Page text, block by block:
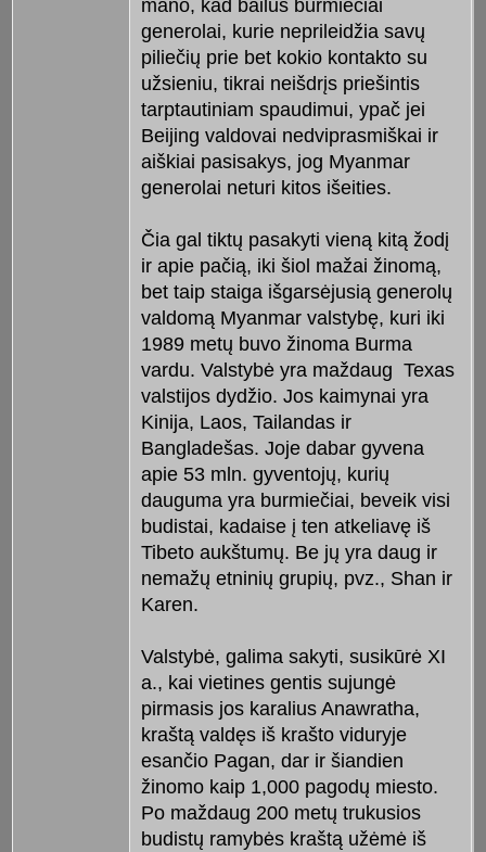
mano, kad bailūs burmiečiai
generolai, kurie neprileidžia savų
piliečių prie bet kokio kontakto su
užsieniu, tikrai neišdrįs priešintis
tarptautiniam spaudimui, ypač jei
Beijing valdovai nedviprasmiškai ir
aiškiai pasisakys, jog Myanmar
generolai neturi kitos išeities.
Čia gal tiktų pasakyti vieną kitą žodį
ir apie pačią, iki šiol mažai žinomą,
bet taip staiga išgarsėjusią generolų
valdomą Myanmar valstybę, kuri iki
1989 metų buvo žinoma Burma
vardu. Valstybė yra maždaug Texas
valstijos dydžio. Jos kaimynai yra
Kinija, Laos, Tailandas ir
Bangladešas. Joje dabar gyvena
apie 53 mln. gyventojų, kurių
dauguma yra burmiečiai, beveik visi
budistai, kadaise į ten atkeliavę iš
Tibeto aukštumų. Be jų yra daug ir
nemažų etninių grupių, pvz., Shan ir
Karen.
Valstybė, galima sakyti, susikūrė XI
a., kai vietines gentis sujungė
pirmasis jos karalius Anawratha,
kraštą valdęs iš krašto viduryje
esančio Pagan, dar ir šiandien
žinomo kaip 1,000 pagodų miesto.
Po maždaug 200 metų trukusios
budistų ramybės kraštą užėmė iš